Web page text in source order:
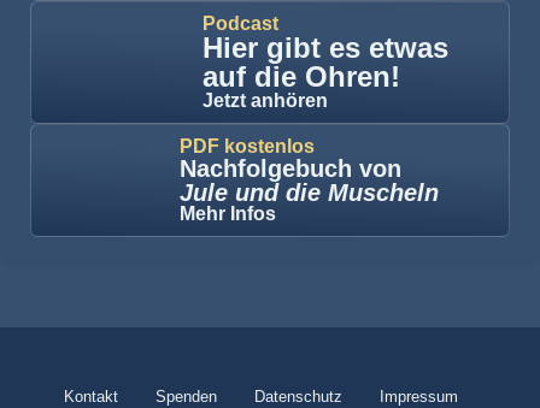
Podcast
Hier gibt es etwas
auf die Ohren!
Jetzt anhören
PDF kostenlos
Nachfolgebuch von
Jule und die Muscheln
Mehr Infos
Kontakt Spenden Datenschutz Impressum